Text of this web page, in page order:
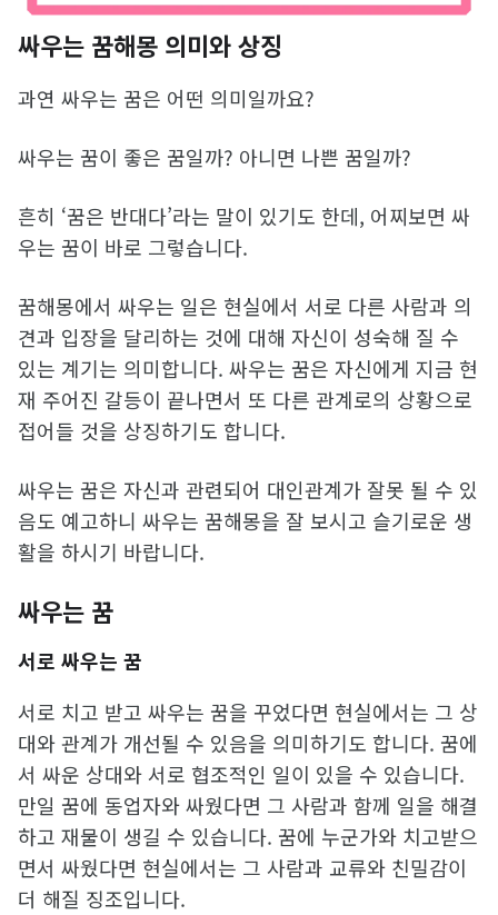
싸우는 꿈해몽 의미와 상징
과연 싸우는 꿈은 어떤 의미일까요?
싸우는 꿈이 좋은 꿈일까? 아니면 나쁜 꿈일까?
흔히 ‘꿈은 반대다’라는 말이 있기도 한데, 어찌보면 싸
우는 꿈이 바로 그렇습니다.
꿈해몽에서 싸우는 일은 현실에서 서로 다른 사람과 의
견과 입장을 달리하는 것에 대해 자신이 성숙해 질 수
있는 계기는 의미합니다. 싸우는 꿈은 자신에게 지금 현
재 주어진 갈등이 끝나면서 또 다른 관계로의 상황으로
접어들 것을 상징하기도 합니다.
싸우는 꿈은 자신과 관련되어 대인관계가 잘못 될 수 있
음도 예고하니 싸우는 꿈해몽을 잘 보시고 슬기로운 생
활을 하시기 바랍니다.
싸우는 꿈
서로 싸우는 꿈
서로 치고 받고 싸우는 꿈을 꾸었다면 현실에서는 그 상
대와 관계가 개선될 수 있음을 의미하기도 합니다. 꿈에
서 싸운 상대와 서로 협조적인 일이 있을 수 있습니다.
만일 꿈에 동업자와 싸웠다면 그 사람과 함께 일을 해결
하고 재물이 생길 수 있습니다. 꿈에 누군가와 치고받으
면서 싸웠다면 현실에서는 그 사람과 교류와 친밀감이
더 해질 징조입니다.